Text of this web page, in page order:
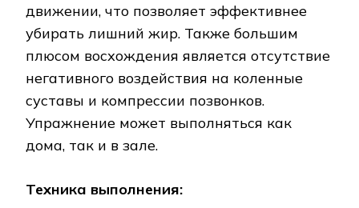
движении, что позволяет эффективнее
убирать лишний жир. Также большим
плюсом восхождения является отсутствие
негативного воздействия на коленные
суставы и компрессии позвонков.
Упражнение может выполняться как
дома, так и в зале.
Техника выполнения: